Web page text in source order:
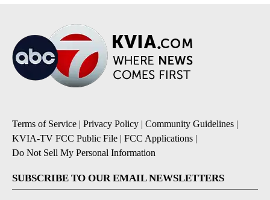
Terms of Service | Privacy Policy | Community Guidelines |
KVIA-TV FCC Public File | FCC Applications |
Do Not Sell My Personal Information
SUBSCRIBE TO OUR EMAIL NEWSLETTERS